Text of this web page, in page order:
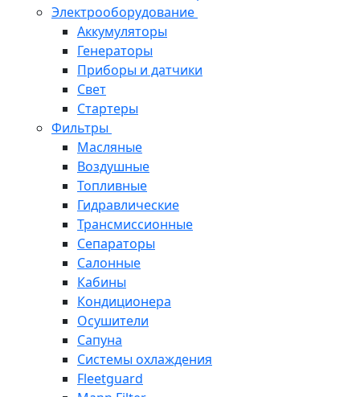
Электрооборудование
Аккумуляторы
Генераторы
Приборы и датчики
Свет
Стартеры
Фильтры
Масляные
Воздушные
Топливные
Гидравлические
Трансмиссионные
Сепараторы
Салонные
Кабины
Кондиционера
Осушители
Сапуна
Системы охлаждения
Fleetguard